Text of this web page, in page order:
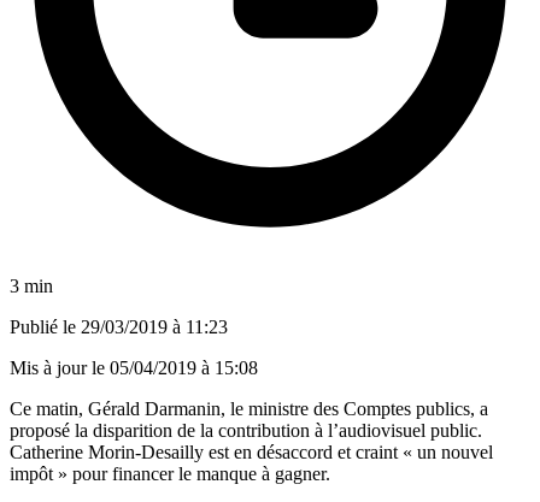
3 min
Publié le 29/03/2019 à 11:23
Mis à jour le 05/04/2019 à 15:08
Ce matin, Gérald Darmanin, le ministre des Comptes publics, a
proposé la disparition de la contribution à l’audiovisuel public.
Catherine Morin-Desailly est en désaccord et craint « un nouvel
impôt » pour financer le manque à gagner.